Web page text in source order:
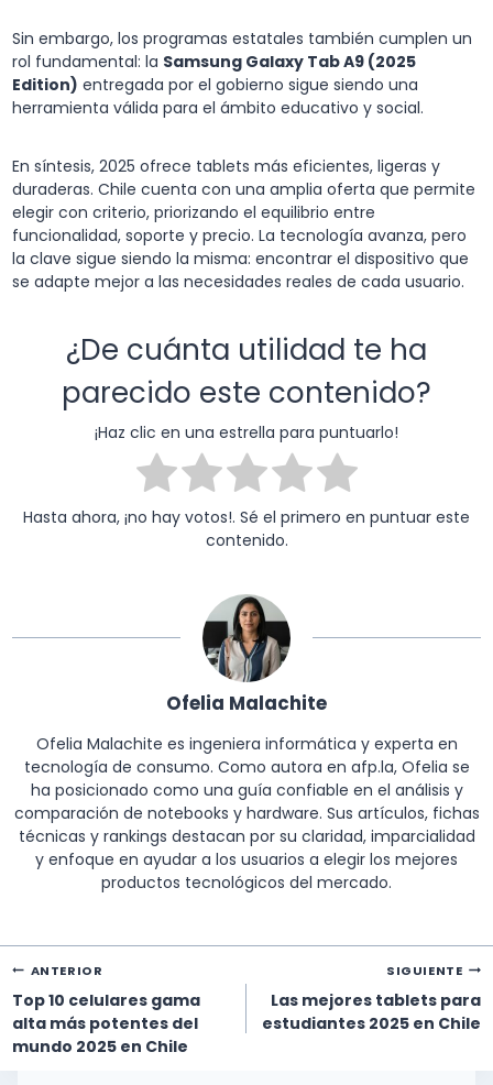
Sin embargo, los programas estatales también cumplen un
rol fundamental: la Samsung Galaxy Tab A9 (2025
Edition) entregada por el gobierno sigue siendo una
herramienta válida para el ámbito educativo y social.
En síntesis, 2025 ofrece tablets más eficientes, ligeras y
duraderas. Chile cuenta con una amplia oferta que permite
elegir con criterio, priorizando el equilibrio entre
funcionalidad, soporte y precio. La tecnología avanza, pero
la clave sigue siendo la misma: encontrar el dispositivo que
se adapte mejor a las necesidades reales de cada usuario.
¿De cuánta utilidad te ha
parecido este contenido?
¡Haz clic en una estrella para puntuarlo!
Hasta ahora, ¡no hay votos!. Sé el primero en puntuar este
contenido.
Ofelia Malachite
Ofelia Malachite es ingeniera informática y experta en
tecnología de consumo. Como autora en afp.la, Ofelia se
ha posicionado como una guía confiable en el análisis y
comparación de notebooks y hardware. Sus artículos, fichas
técnicas y rankings destacan por su claridad, imparcialidad
y enfoque en ayudar a los usuarios a elegir los mejores
productos tecnológicos del mercado.
Navegación
de
entradas
ANTERIOR
Top 10 celulares gama
alta más potentes del
mundo 2025 en Chile
SIGUIENTE
Las mejores tablets para
estudiantes 2025 en Chile